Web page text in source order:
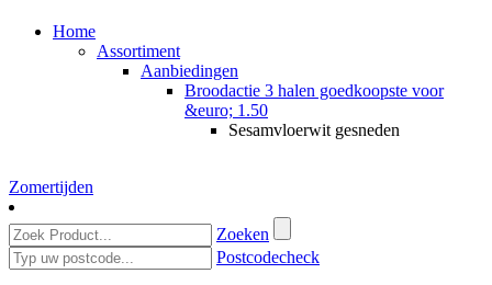
Home
Assortiment
Aanbiedingen
Broodactie 3 halen goedkoopste voor
&euro; 1.50
Sesamvloerwit gesneden
Zomertijden
Zoeken
Postcodecheck